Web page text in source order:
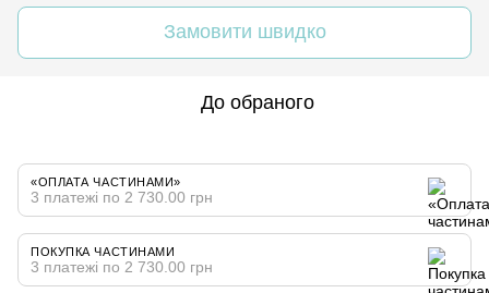
Замовити швидко
До обраного
«ОПЛАТА ЧАСТИНАМИ»
3 платежі по 2 730.00 грн
ПОКУПКА ЧАСТИНАМИ
3 платежі по 2 730.00 грн